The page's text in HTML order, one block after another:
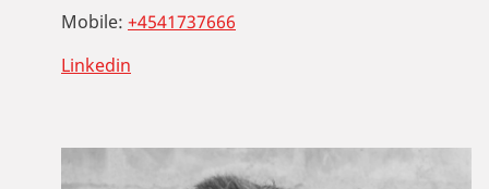
Mobile: +4541737666
Linkedin